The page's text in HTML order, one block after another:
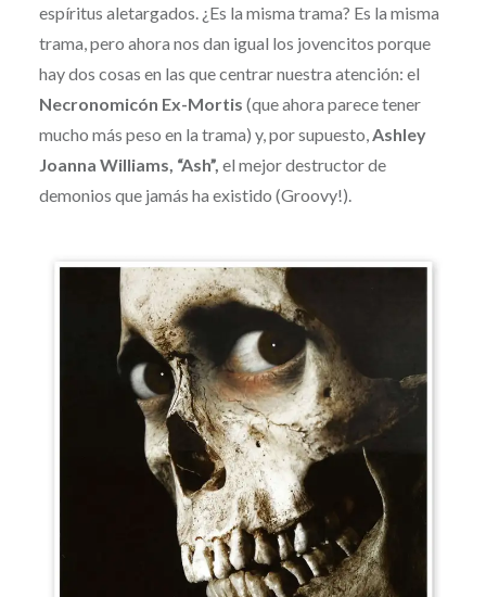
espíritus aletargados. ¿Es la misma trama? Es la misma
trama, pero ahora nos dan igual los jovencitos porque
hay dos cosas en las que centrar nuestra atención: el
Necronomicón Ex-Mortis (que ahora parece tener
mucho más peso en la trama) y, por supuesto, Ashley
Joanna Williams, “Ash”, el mejor destructor de
demonios que jamás ha existido (Groovy!).